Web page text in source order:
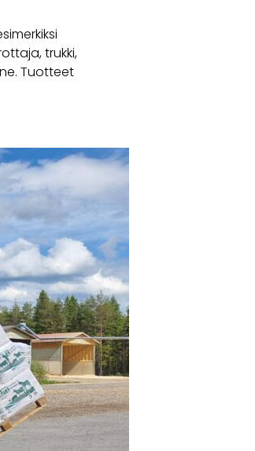
trukki,
Tuotteet